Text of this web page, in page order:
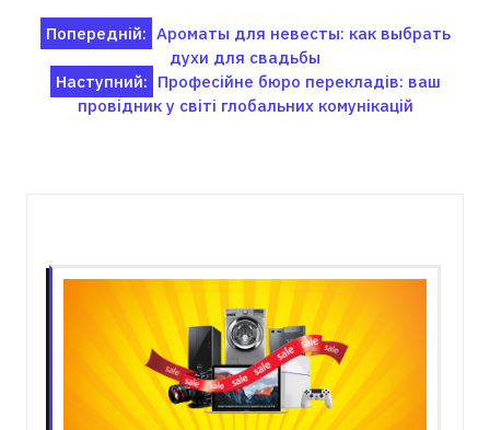
Навігація
записів
Попередній: Ароматы для невесты: как выбрать
духи для свадьбы
Наступний: Професійне бюро перекладів: ваш
провідник у світі глобальних комунікацій